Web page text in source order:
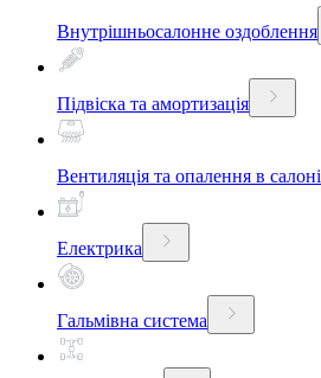
Внутрішньосалонне оздоблення
Підвіска та амортизація
Вентиляція та опалення в салоні
Електрика
Гальмівна система